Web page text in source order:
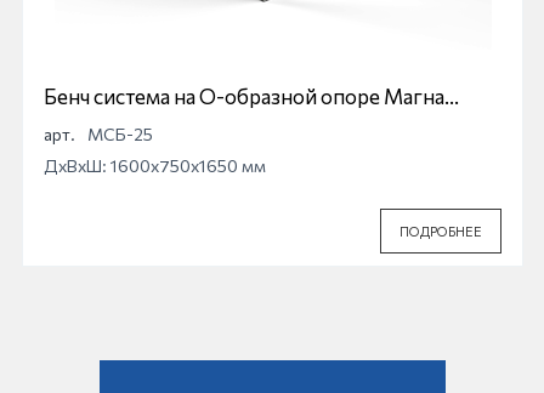
Бенч система на О-образной опоре Магна
МСБ-25
арт.
МСБ-25
ДхВхШ: 1600x750x1650 мм
ПОДРОБНЕЕ